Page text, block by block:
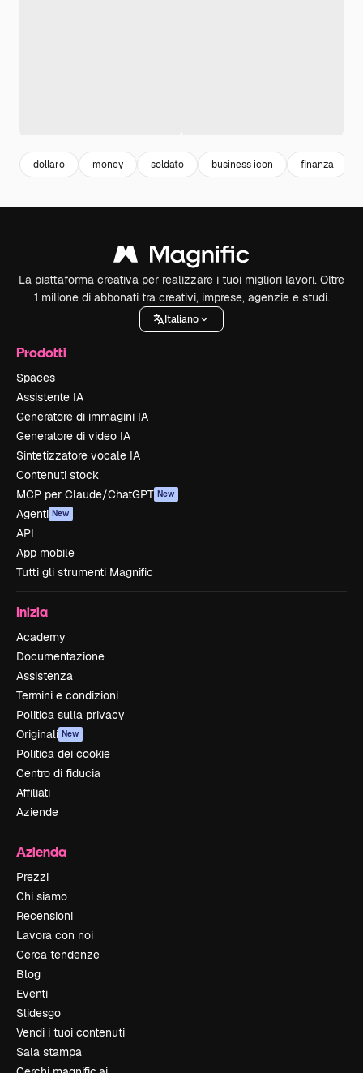
dollaro money soldato business icon finanza
La piattaforma creativa per realizzare i tuoi migliori lavori. Oltre
1 milione di abbonati tra creativi, imprese, agenzie e studi.
Italiano
Prodotti
Spaces
Assistente IA
Generatore di immagini IA
Generatore di video IA
Sintetizzatore vocale IA
Contenuti stock
MCP per Claude/ChatGPT New
Agenti New
API
App mobile
Tutti gli strumenti Magnific
Inizia
Academy
Documentazione
Assistenza
Termini e condizioni
Politica sulla privacy
Originali New
Politica dei cookie
Centro di fiducia
Affiliati
Aziende
Azienda
Prezzi
Chi siamo
Recensioni
Lavora con noi
Cerca tendenze
Blog
Eventi
Slidesgo
Vendi i tuoi contenuti
Sala stampa